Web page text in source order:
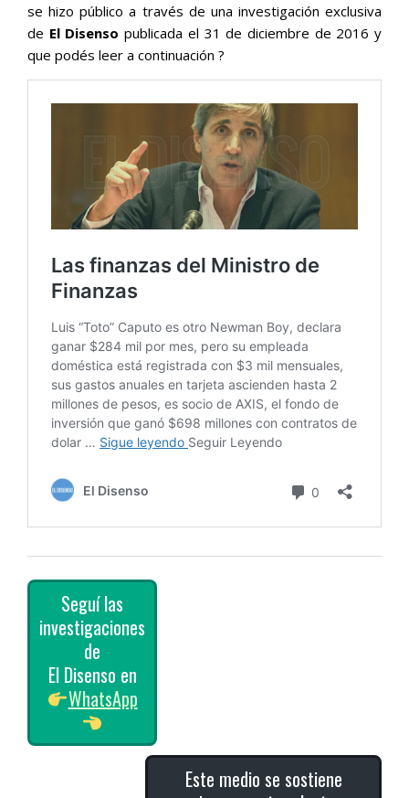
se hizo público a través de una investigación exclusiva
de El Disenso publicada el 31 de diciembre de 2016 y
que podés leer a continuación ?
Seguí las
investigaciones
de
El Disenso en
WhatsApp
Este medio se sostiene